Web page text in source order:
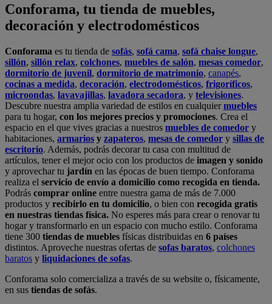
Conforama, tu tienda de muebles,
decoración y electrodomésticos
Conforama es tu tienda de sofás, sofá cama, sofá chaise longue,
sillón, sillón relax, colchones, muebles de salón, mesas comedor,
dormitorio de juvenil, dormitorio de matrimonio, canapés,
cocinas a medida, decoración, electrodomésticos, frigoríficos,
microondas, lavavajillas, lavadora secadora, y televisiones.
Descubre nuestra amplia variedad de estilos en cualquiermuebles
para tu hogar, con los mejores precios y promociones. Crea el
espacio en el que vives gracias a nuestros muebles de comedor y
habitaciones, armarios y zapateros, mesas de comedor y sillas de
escritorio. Además, podrás decorar tu casa con multitud de
artículos, tener el mejor ocio con los productos de imagen y sonido
y aprovechar tu jardín en las épocas de buen tiempo. Conforama
realiza el servicio de envío a domicilio como recogida en tienda.
Podrás comprar online entre nuestra gama de más de 7.000
productos y recibirlo en tu domicilio, o bien con recogida gratis
en nuestras tiendas física. No esperes más para crear o renovar tu
hogar y transformarlo en un espacio con mucho estilo. Conforama
tiene 300 tiendas de muebles físicas distribuidas en 6 países
distintos. Aproveche nuestras ofertas de sofas baratos, colchones
baratos y liquidaciones de sofas.
Conforama solo comercializa a través de su website o, físicamente,
en sus tiendas de sofás.